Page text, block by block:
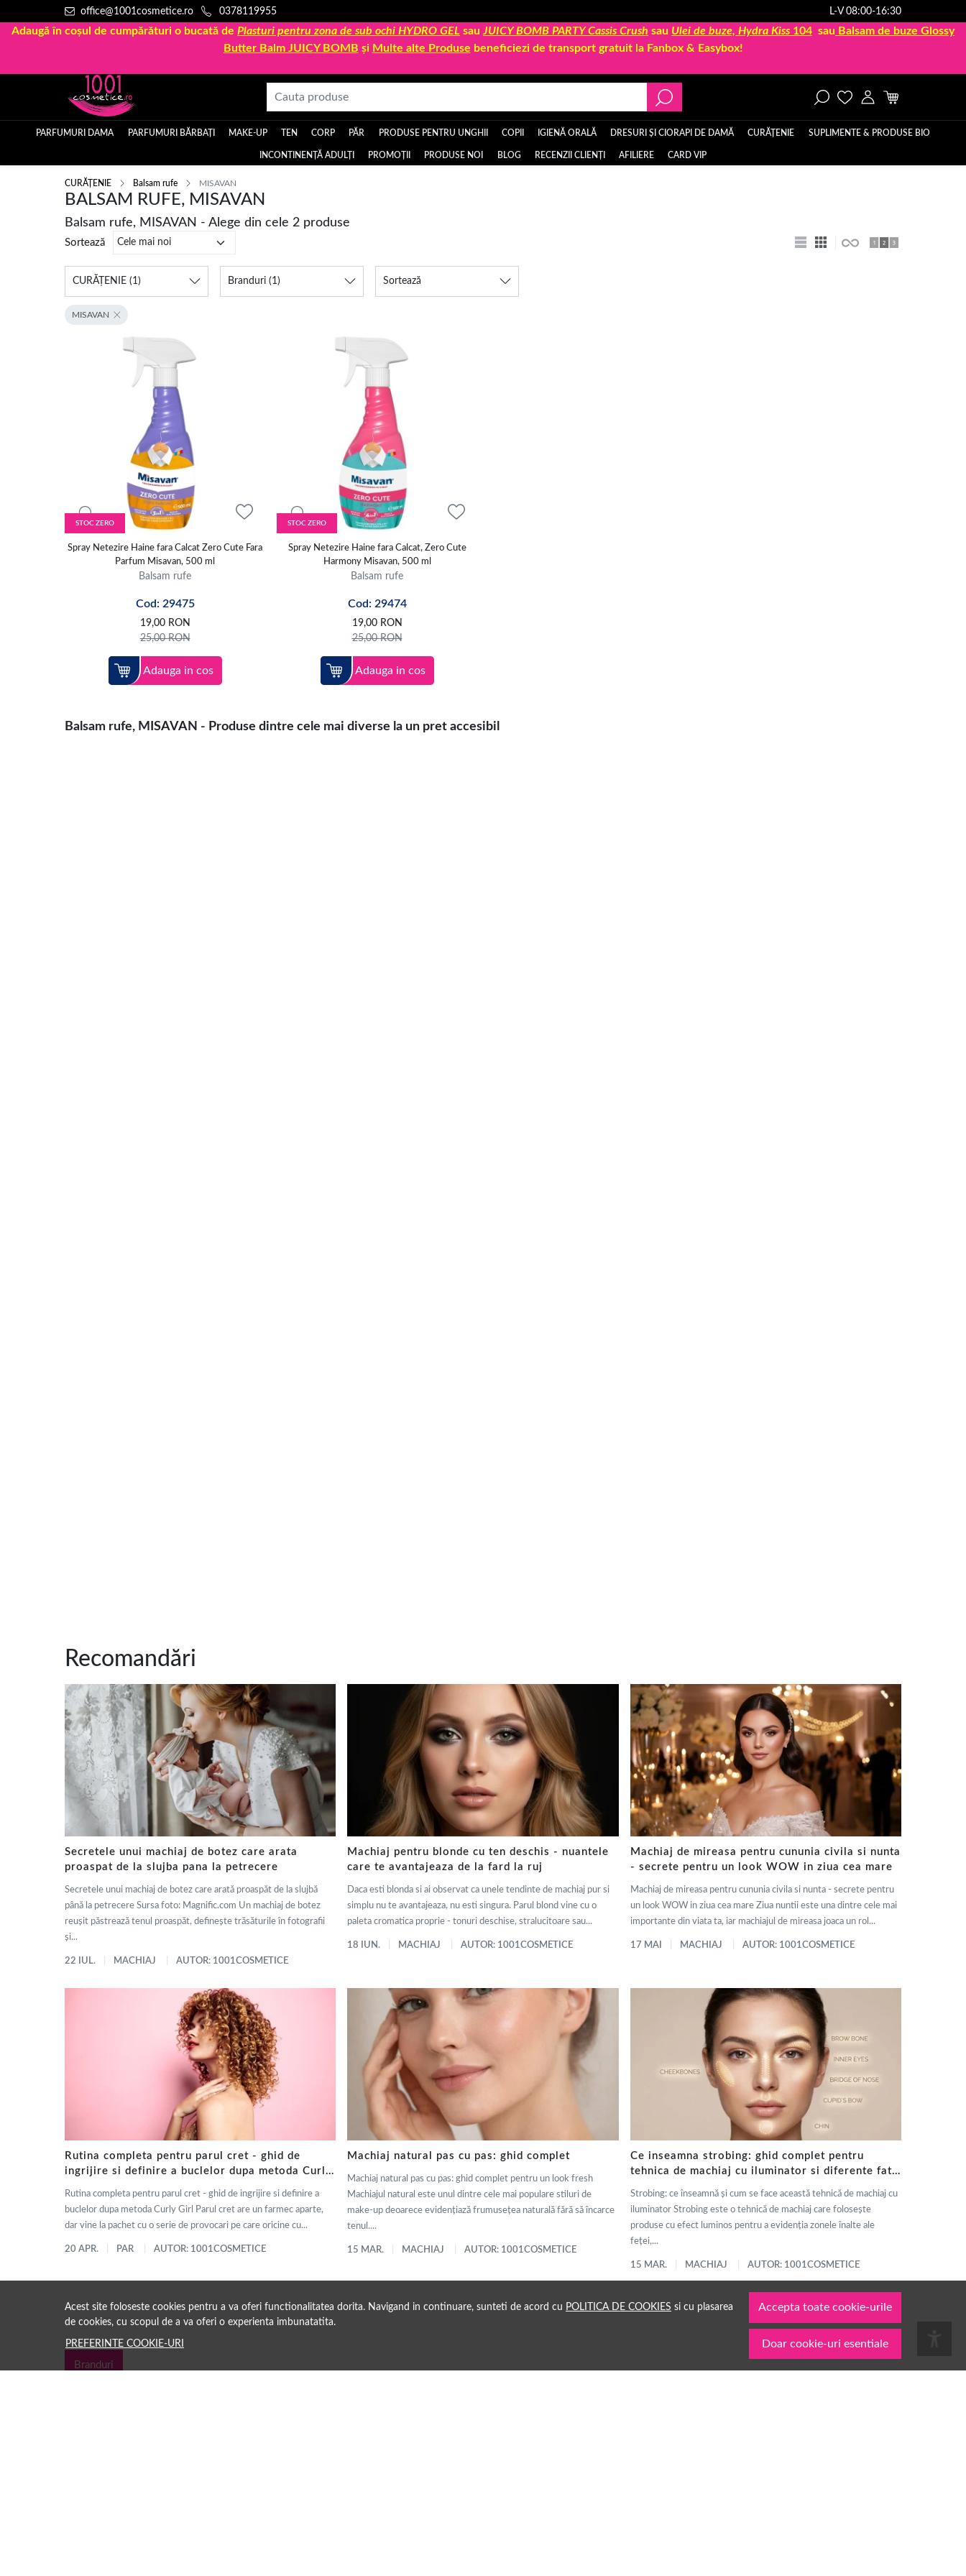
office@1001cosmetice.ro 0378119955 L-V 08:00-16:30
Adaugă în coșul de cumpărături o bucată de Plasturi pentru zona de sub ochi HYDRO GEL sau JUICY BOMB PARTY Cassis Crush sau Ulei de buze, Hydra Kiss 104 sau Balsam de buze Glossy
Butter Balm JUICY BOMB și Multe alte Produse beneficiezi de transport gratuit la Fanbox & Easybox!
PARFUMURI DAMA PARFUMURI BĂRBAȚI MAKE-UP TEN CORP PĂR PRODUSE PENTRU UNGHII COPII IGIENĂ ORALĂ DRESURI ȘI CIORAPI DE DAMĂ CURĂȚENIE SUPLIMENTE & PRODUSE BIO
INCONTINENȚĂ ADULȚI PROMOȚII PRODUSE NOI BLOG RECENZII CLIENȚI AFILIERE CARD VIP
CURĂȚENIE Balsam rufe MISAVAN
BALSAM RUFE, MISAVAN
Balsam rufe, MISAVAN - Alege din cele 2 produse
Sortează
CURĂȚENIE (1) Branduri (1) Sortează
MISAVAN
STOC ZERO
Spray Netezire Haine fara Calcat Zero Cute Fara
Parfum Misavan, 500 ml
Balsam rufe
Cod: 29475
19,00 RON
25,00RON
Adauga in cos
STOC ZERO
Spray Netezire Haine fara Calcat, Zero Cute
Harmony Misavan, 500 ml
Balsam rufe
Cod: 29474
19,00 RON
25,00RON
Adauga in cos
Balsam rufe, MISAVAN - Produse dintre cele mai diverse la un pret accesibil
Acest site foloseste cookies pentru a va oferi functionalitatea dorita. Navigand in continuare, sunteti de acord cu POLITICA DE COOKIES si cu plasarea
de cookies, cu scopul de a va oferi o experienta imbunatatita.
PREFERINTE COOKIE-URI
Accepta toate cookie-urile
Doar cookie-uri esentiale
Recomandări
Secretele unui machiaj de botez care arata
proaspat de la slujba pana la petrecere
Secretele unui machiaj de botez care arată proaspăt de la slujbă
până la petrecere Sursa foto: Magnific.com Un machiaj de botez
reușit păstrează tenul proaspăt, definește trăsăturile în fotografii
și...
22 IUL. MACHIAJ AUTOR: 1001COSMETICE
Machiaj pentru blonde cu ten deschis - nuantele
care te avantajeaza de la fard la ruj
Daca esti blonda si ai observat ca unele tendinte de machiaj pur si
simplu nu te avantajeaza, nu esti singura. Parul blond vine cu o
paleta cromatica proprie - tonuri deschise, stralucitoare sau...
18 IUN. MACHIAJ AUTOR: 1001COSMETICE
Machiaj de mireasa pentru cununia civila si nunta
- secrete pentru un look WOW in ziua cea mare
Machiaj de mireasa pentru cununia civila si nunta - secrete pentru
un look WOW in ziua cea mare Ziua nuntii este una dintre cele mai
importante din viata ta, iar machiajul de mireasa joaca un rol...
17 MAI MACHIAJ AUTOR: 1001COSMETICE
Rutina completa pentru parul cret - ghid de
ingrijire si definire a buclelor dupa metoda Curly
Rutina completa pentru parul cret - ghid de ingrijire si definire a
buclelor dupa metoda Curly Girl Parul cret are un farmec aparte,
dar vine la pachet cu o serie de provocari pe care oricine cu...
20 APR. PAR AUTOR: 1001COSMETICE
Machiaj natural pas cu pas: ghid complet
Machiaj natural pas cu pas: ghid complet pentru un look fresh
Machiajul natural este unul dintre cele mai populare stiluri de
make-up deoarece evidențiază frumusețea naturală fără să încarce
tenul....
15 MAR. MACHIAJ AUTOR: 1001COSMETICE
Ce inseamna strobing: ghid complet pentru
tehnica de machiaj cu iluminator si diferente fata
Strobing: ce înseamnă și cum se face această tehnică de machiaj cu
iluminator Strobing este o tehnică de machiaj care folosește
produse cu efect luminos pentru a evidenția zonele înalte ale
feței,...
15 MAR. MACHIAJ AUTOR: 1001COSMETICE
Branduri